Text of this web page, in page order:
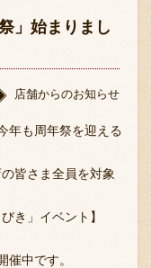
」始まりまし
店舗からのお知らせ
年も周年祭を迎える
皆さま全員を対象
き」イベント】
中です。